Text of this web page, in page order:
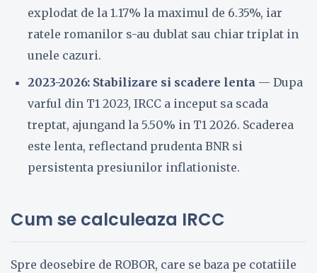
explodat de la 1.17% la maximul de 6.35%, iar
ratele romanilor s-au dublat sau chiar triplat in
unele cazuri.
2023-2026: Stabilizare si scadere lenta — Dupa
varful din T1 2023, IRCC a inceput sa scada
treptat, ajungand la 5.50% in T1 2026. Scaderea
este lenta, reflectand prudenta BNR si
persistenta presiunilor inflationiste.
Cum se calculeaza IRCC
Spre deosebire de ROBOR, care se baza pe cotatiile